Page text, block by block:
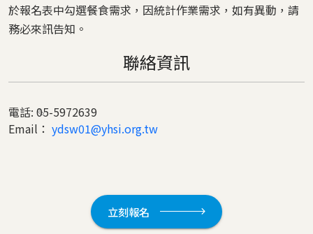
於報名表中勾選餐食需求，因統計作業需求，如有異動，請
務必來訊告知。
聯絡資訊
電話: 05-5972639
Email： ydsw01@yhsi.org.tw
立刻報名